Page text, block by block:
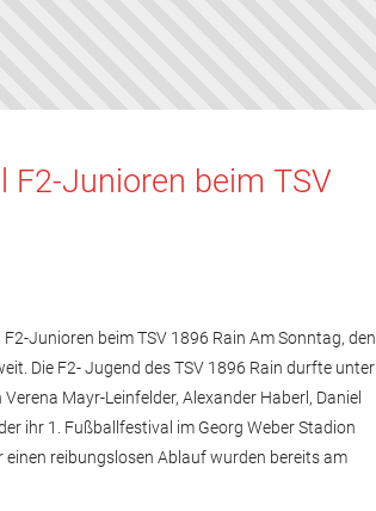
F2-Junioren beim TSV
Junioren beim TSV 1896 Rain Am Sonntag, den
Die F2- Jugend des TSV 1896 Rain durfte unter
Mayr-Leinfelder, Alexander Haberl, Daniel
ihr 1. Fußballfestival im Georg Weber Stadion
einen reibungslosen Ablauf wurden bereits am